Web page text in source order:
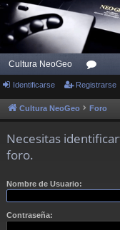
Cultura NeoGeo
or
os
Identificarse Registrarse
Cultura NeoGeo Foro
Necesitas
foro.
Nombre de Usuario:
Contraseña: